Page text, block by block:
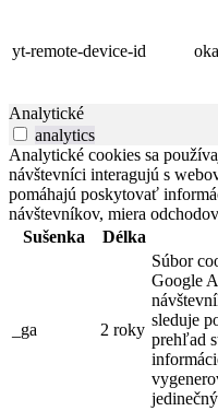
yt-remote-device-id
Analytické
analytics
Analytické cookies sa
návštevníci interagujú s
pomáhajú poskytovať
návštevníkov, miera
Sušenka
Délka
_ga 2 roky
Súbor
Google
sleduje
prehľad